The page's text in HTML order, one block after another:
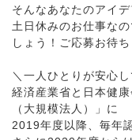
そんなあなたのアイ
土日休みのお仕事な
しょう！ご応募お待ち
＼一人ひとりが安心
経済産業省と日本健
（大規模法人）」に
2019年度以降、毎年